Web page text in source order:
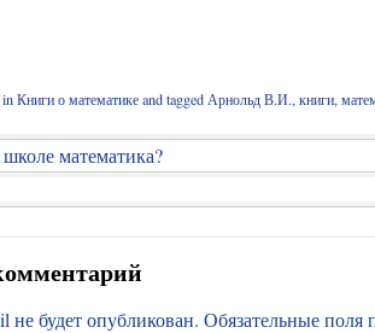
inКниги о математикеand tagged Арнольд В.И., книги,
математика?
не будет опубликован. Обязательные